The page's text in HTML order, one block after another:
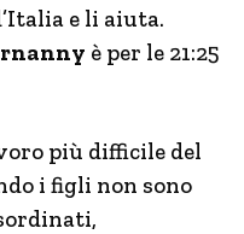
e li aiuta.
è per le 21:25
più difficile del
i figli non sono